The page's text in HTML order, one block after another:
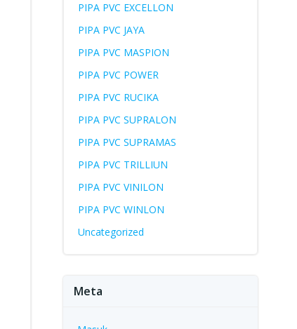
PIPA PVC EXCELLON
PIPA PVC JAYA
PIPA PVC MASPION
PIPA PVC POWER
PIPA PVC RUCIKA
PIPA PVC SUPRALON
PIPA PVC SUPRAMAS
PIPA PVC TRILLIUN
PIPA PVC VINILON
PIPA PVC WINLON
Uncategorized
Meta